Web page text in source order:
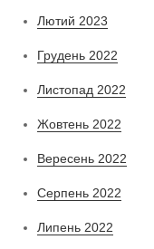
Лютий 2023
Грудень 2022
Листопад 2022
Жовтень 2022
Вересень 2022
Серпень 2022
Липень 2022